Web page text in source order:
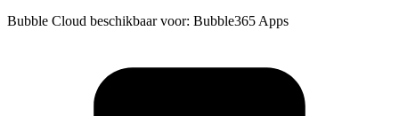
Bubble Cloud beschikbaar voor: Bubble365 Apps